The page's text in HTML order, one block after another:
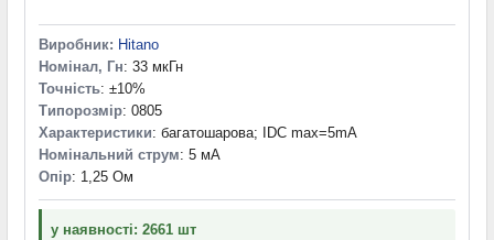
Виробник: Hitano
Номінал, Гн: 33 мкГн
Точність: ±10%
Типорозмір: 0805
Характеристики: багатошарова; IDC max=5mA
Номінальний струм: 5 мА
Опір: 1,25 Ом
у наявності: 2661 шт